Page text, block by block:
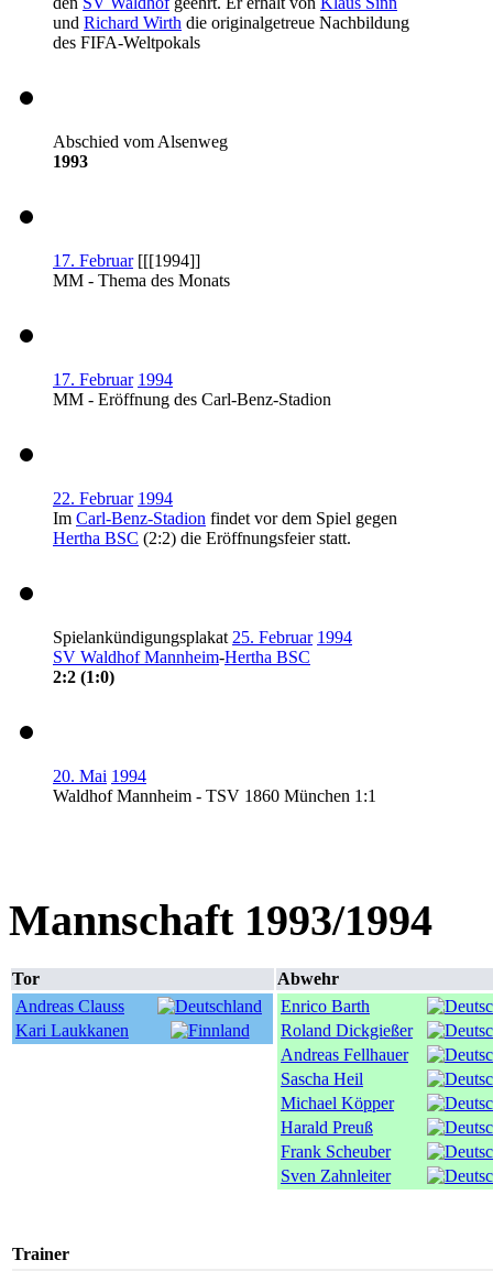
und Richard Wirth die originalgetreue Nachbildung
des FIFA-Weltpokals
Abschied vom Alsenweg
1993
17. Februar[[[1994]]
MM - Thema des Monats
17. Februar 1994
MM - Eröffnung des Carl-Benz-Stadion
22. Februar 1994
Im Carl-Benz-Stadion findet vor dem Spiel gegen
Hertha BSC (2:2) die Eröffnungsfeier statt.
Spielankündigungsplakat 25. Februar 1994
SV Waldhof Mannheim-Hertha BSC
2:2 (1:0)
20. Mai 1994
Waldhof Mannheim - TSV 1860 München 1:1
Mannschaft 1993/1994
Tor
Abwehr
Andreas Clauss
Kari Laukkanen
Enrico Barth
Roland Dickgießer
Andreas Fellhauer
Sascha Heil
Michael Köpper
Harald Preuß
Frank Scheuber
Sven Zahnleiter
Trainer